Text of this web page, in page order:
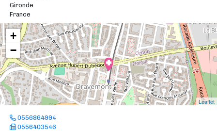
Gironde
France
+
−
Leaflet
0556864994
0556403546